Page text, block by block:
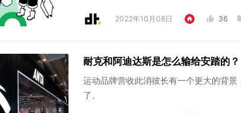
2022年10月08日 36
耐克和阿迪达斯是怎么输给安踏的？
运动品牌营收此消彼长有一个更大的背
了。